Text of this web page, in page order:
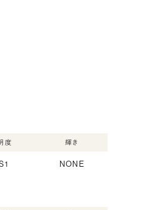
度 輝き
NONE